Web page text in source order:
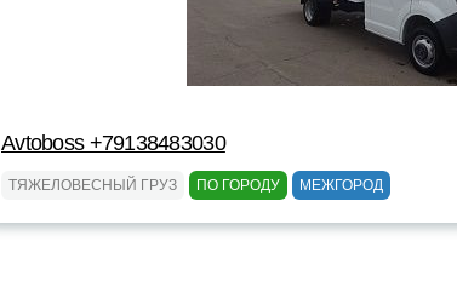
Avtoboss +79138483030
ТЯЖЕЛОВЕСНЫЙ ГРУЗ ПО ГОРОДУ МЕЖГОРОД